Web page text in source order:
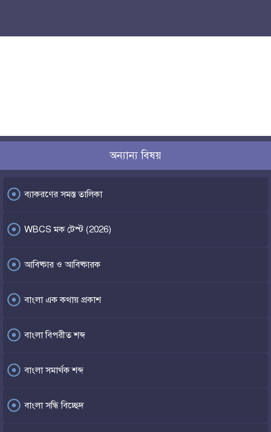
অন্যান্য বিষয়
 ব্যাকরণের সমস্ত তালিকা
 WBCS মক টেস্ট (2026)
 আবিষ্কার ও আবিষ্কারক
 বাংলা এক কথায় প্রকাশ
 বাংলা বিপরীত শব্দ
 বাংলা সমার্থক শব্দ
 বাংলা সন্ধি বিচ্ছেদ